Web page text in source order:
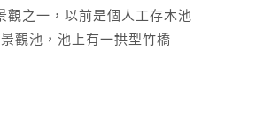
觀之一，以前是個人工存木池
觀池，池上有一拱型竹橋